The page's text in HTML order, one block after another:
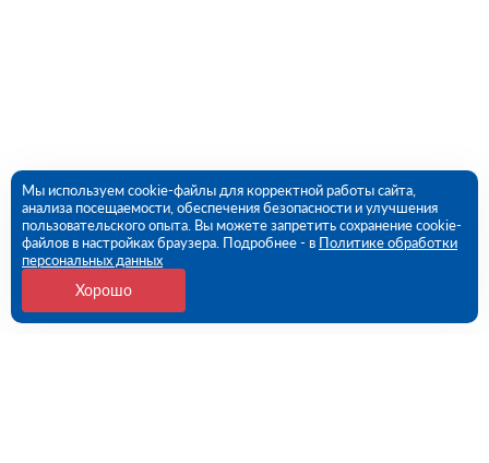
Мы используем cookie-файлы для корректной работы сайта,
анализа посещаемости, обеспечения безопасности и улучшения
пользовательского опыта. Вы можете запретить сохранение cookie-
файлов в настройках браузера. Подробнее - в Политике обработки
персональных данных
Хорошо